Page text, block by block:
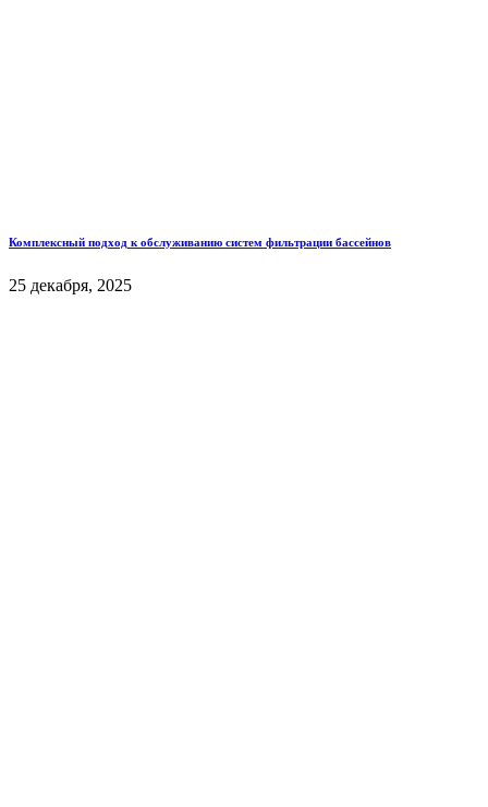
Комплексный подход к обслуживанию систем фильтрации бассейнов
25 декабря, 2025